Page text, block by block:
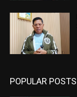
POPULAR POSTS